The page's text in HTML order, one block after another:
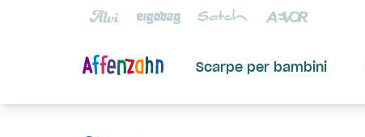
Scarpe per bambini